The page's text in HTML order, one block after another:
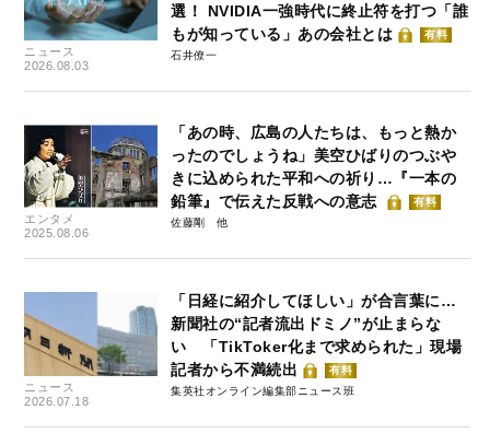
ニュース
2026.08.03
選！ NVIDIA一強時代に終止符を打つ「誰
もが知っている」あの会社とは
有料
石井僚一
エンタメ
2025.08.06
「あの時、広島の人たちは、もっと熱か
ったのでしょうね」美空ひばりのつぶや
きに込められた平和への祈り…『一本の
鉛筆』で伝えた反戦への意志
有料
佐藤剛
ニュース
2026.07.18
「日経に紹介してほしい」が合言葉に…
新聞社の“記者流出ドミノ”が止まらな
い 「TikToker化まで求められた」現場
記者から不満続出
有料
集英社オンライン編集部ニュース班